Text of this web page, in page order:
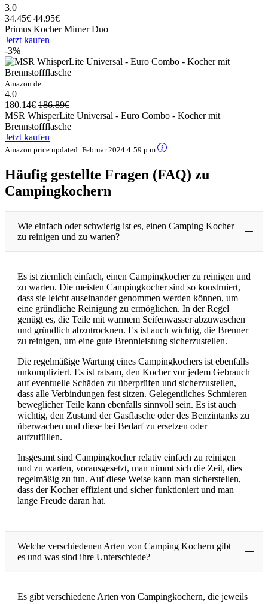
3.0
34.45€ 44.95€
Primus Kocher Mimer Duo
Jetzt kaufen
-3%
Amazon.de
4.0
180.14€ 186.89€
MSR WhisperLite Universal - Euro Combo - Kocher mit
Brennstoffflasche
Jetzt kaufen
Amazon price updated: Februar 2024 4:59 p.m.
Häufig gestellte Fragen (FAQ) zu
Campingkochern
Wie einfach oder schwierig ist es, einen Camping Kocher
zu reinigen und zu warten?
Es ist ziemlich einfach, einen Campingkocher zu reinigen und
zu warten. Die meisten Campingkocher sind so konstruiert,
dass sie leicht auseinander genommen werden können, um
eine gründliche Reinigung zu ermöglichen. In der Regel
genügt es, die Teile mit warmem Seifenwasser abzuwaschen
und gründlich abzutrocknen. Es ist auch wichtig, die Brenner
zu reinigen, um eine gute Brennleistung sicherzustellen.
Die regelmäßige Wartung eines Campingkochers ist ebenfalls
unkompliziert. Es ist ratsam, den Kocher vor jedem Gebrauch
auf eventuelle Schäden zu überprüfen und sicherzustellen,
dass alle Verbindungen fest sitzen. Gelegentliches Schmieren
beweglicher Teile kann ebenfalls sinnvoll sein. Es ist auch
wichtig, den Zustand der Gasflasche oder des Benzintanks zu
überwachen und diese bei Bedarf zu ersetzen oder
aufzufüllen.
Insgesamt sind Campingkocher relativ einfach zu reinigen
und zu warten, vorausgesetzt, man nimmt sich die Zeit, dies
regelmäßig zu tun. Auf diese Weise kann man sicherstellen,
dass der Kocher effizient und sicher funktioniert und man
lange Freude daran hat.
Welche verschiedenen Arten von Camping Kochern gibt
es und was sind ihre Unterschiede?
Es gibt verschiedene Arten von Campingkochern, die jeweils